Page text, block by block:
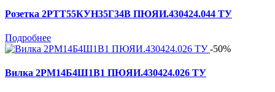
Розетка 2РТТ55КУН35Г34В ПЮЯИ.430424.044 ТУ
Подробнее
-50%
Вилка 2РМ14Б4Ш1В1 ПЮЯИ.430424.026 ТУ